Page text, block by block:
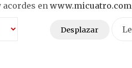
acordes en www.micuatro.com
Desplazar